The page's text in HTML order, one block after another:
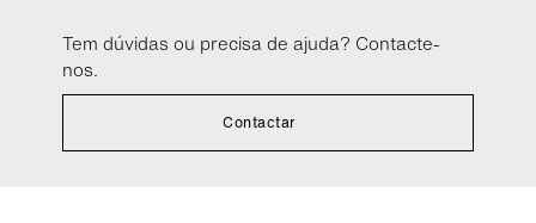
Tem dúvidas ou precisa de ajuda? Contacte-
nos.
Contactar